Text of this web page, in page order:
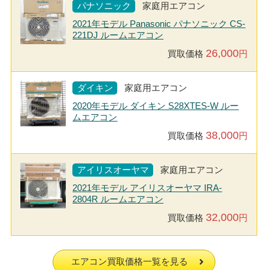
パナソニック
家庭用エアコン
2021年モデル Panasonic パナソニック CS-
221DJ ルームエアコン
買取価格 26,000円
ダイキン
家庭用エアコン
2020年モデル ダイキン S28XTES-W ルー
ムエアコン
買取価格 38,000円
アイリスオーヤマ
家庭用エアコン
2021年モデル アイリスオーヤマ IRA-
2804R ルームエアコン
買取価格 32,000円
エアコン買取価格一覧を見る